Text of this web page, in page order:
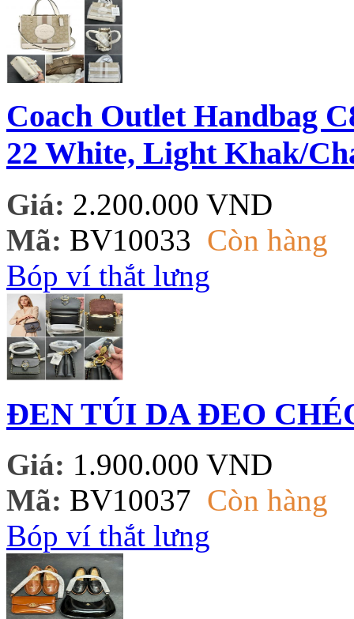
Coach Outlet Handbag
22 White, Light Khak/
Giá: 2.200.000 VND
Mã: BV10033 Còn hàng
Bóp ví thắt lưng
ĐEN TÚI DA ĐEO
Giá: 1.900.000 VND
Mã: BV10037 Còn hàng
Bóp ví thắt lưng